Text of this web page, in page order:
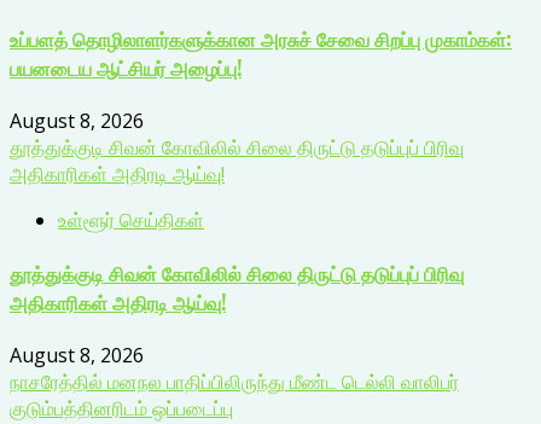
உப்பளத் தொழிலாளர்களுக்கான அரசுச் சேவை சிறப்பு முகாம்கள்:
பயனடைய ஆட்சியர் அழைப்பு!
August 8, 2026
தூத்துக்குடி சிவன் கோவிலில் சிலை திருட்டு தடுப்புப் பிரிவு
அதிகாரிகள் அதிரடி ஆய்வு!
உள்ளூர் செய்திகள்
தூத்துக்குடி சிவன் கோவிலில் சிலை திருட்டு தடுப்புப் பிரிவு
அதிகாரிகள் அதிரடி ஆய்வு!
August 8, 2026
நாசரேத்தில் மனநல பாதிப்பிலிருந்து மீண்ட டெல்லி வாலிபர்
குடும்பத்தினரிடம் ஒப்படைப்பு